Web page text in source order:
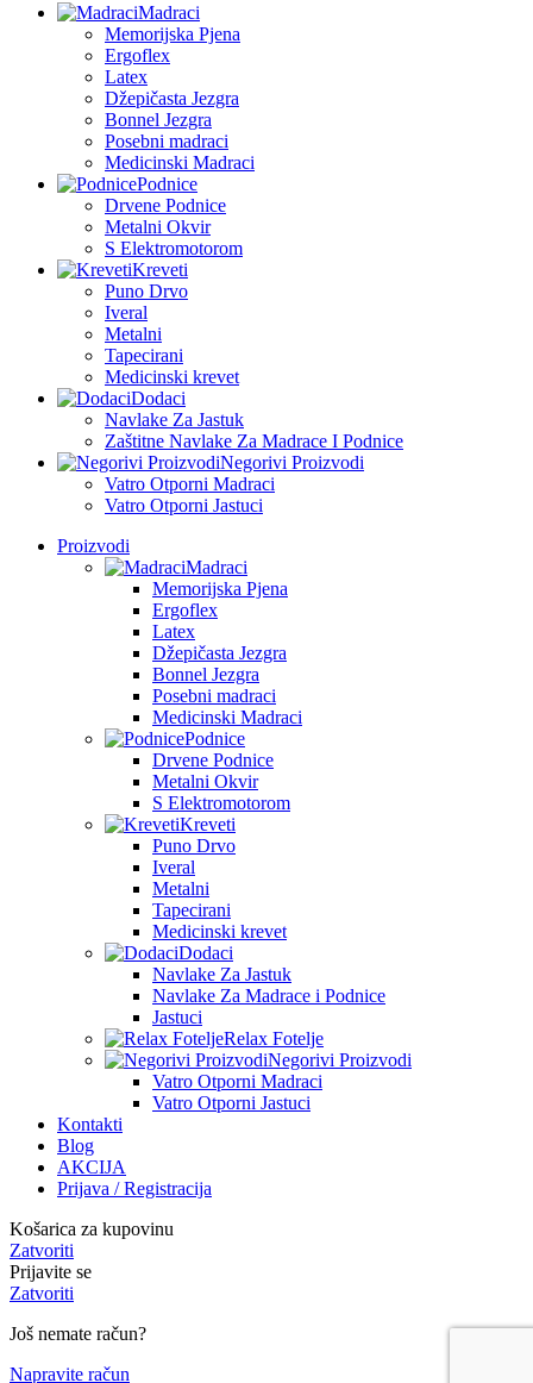
Madraci
Memorijska Pjena
Ergoflex
Latex
Džepičasta Jezgra
Bonnel Jezgra
Posebni madraci
Medicinski Madraci
Podnice
Drvene Podnice
Metalni Okvir
S Elektromotorom
Kreveti
Puno Drvo
Iveral
Metalni
Tapecirani
Medicinski krevet
Dodaci
Navlake Za Jastuk
Zaštitne Navlake Za Madrace I Podnice
Negorivi Proizvodi
Vatro Otporni Madraci
Vatro Otporni Jastuci
Proizvodi
Madraci
Memorijska Pjena
Ergoflex
Latex
Džepičasta Jezgra
Bonnel Jezgra
Posebni madraci
Medicinski Madraci
Podnice
Drvene Podnice
Metalni Okvir
S Elektromotorom
Kreveti
Puno Drvo
Iveral
Metalni
Tapecirani
Medicinski krevet
Dodaci
Navlake Za Jastuk
Navlake Za Madrace i Podnice
Jastuci
Relax Fotelje
Negorivi Proizvodi
Vatro Otporni Madraci
Vatro Otporni Jastuci
Kontakti
Blog
AKCIJA
Prijava / Registracija
Košarica za kupovinu
Zatvoriti
Prijavite se
Zatvoriti
Još nemate račun?
Napravite račun